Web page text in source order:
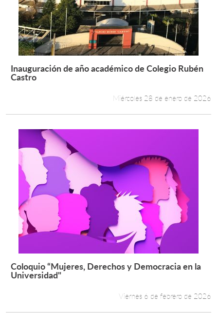
Leer más +
Inauguración de año académico de Colegio Rubén
Castro
Miércoles 28 de enero de 2026
Leer más +
Coloquio “Mujeres, Derechos y Democracia en la
Universidad"
Viernes 6 de febrero de 2026